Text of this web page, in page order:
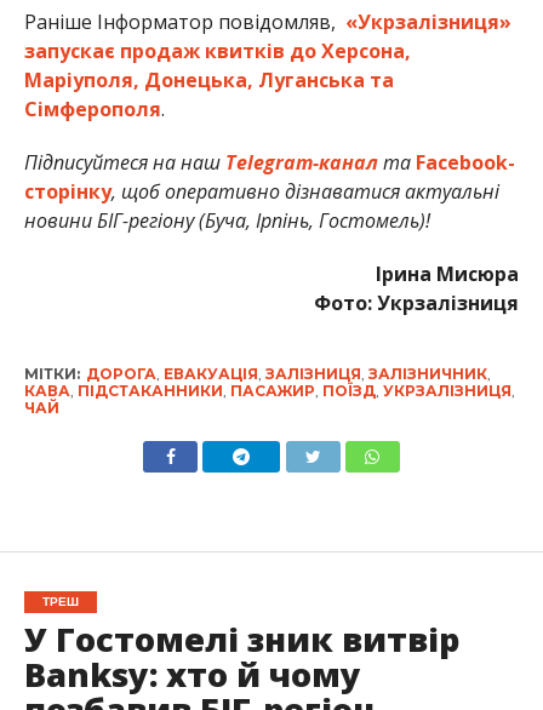
Раніше Інформатор повідомляв, «Укрзалізниця»
запускає продаж квитків до Херсона,
Маріуполя, Донецька, Луганська та
Сімферополя.
Підписуйтеся на наш Telegram-канал та Facebook-
сторінку, щоб оперативно дізнаватися актуальні
новини БІГ-регіону (Буча, Ірпінь, Гостомель)!
Ірина Мисюра
Фото: Укрзалізниця
МІТКИ: ДОРОГА ЕВАКУАЦІЯ ЗАЛІЗНИЦЯ ЗАЛІЗНИЧНИК,
КАВА ПІДСТАКАННИКИ ПАСАЖИР ПОЇЗД, УКРЗАЛІЗНИЦЯ
ЧАЙ
ТРЕШ
У Гостомелі зник витвір
Banksy: хто й чому